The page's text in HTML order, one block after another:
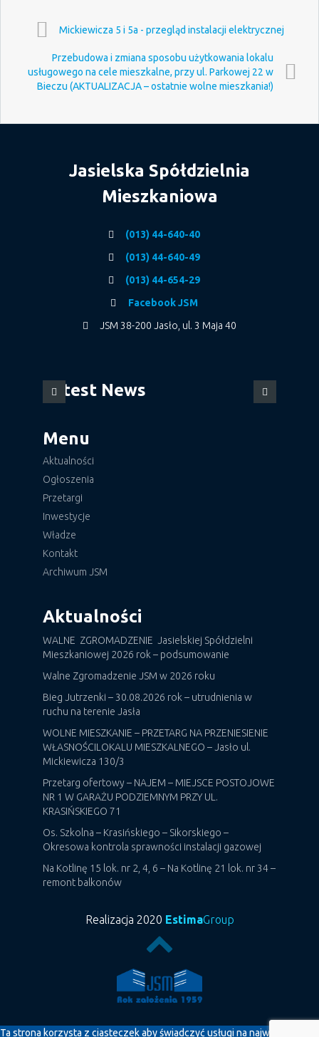
Mickiewicza 5 i 5a - przegląd instalacji elektrycznej
Przebudowa i zmiana sposobu użytkowania lokalu
usługowego na cele mieszkalne, przy ul. Parkowej 22 w
Bieczu (AKTUALIZACJA – ostatnie wolne mieszkania!)
Jasielska Spółdzielnia
Mieszkaniowa
(013) 44-640-40
(013) 44-640-49
(013) 44-654-29
Facebook JSM
JSM 38-200 Jasło, ul. 3 Maja 40
Latest News
Menu
Aktualności
Ogłoszenia
Przetargi
Inwestycje
Władze
Kontakt
Archiwum JSM
Aktualności
WALNE ZGROMADZENIE Jasielskiej Spółdzielni
Mieszkaniowej 2026 rok – podsumowanie
Walne Zgromadzenie JSM w 2026 roku
Bieg Jutrzenki – 30.08.2026 rok – utrudnienia w
ruchu na terenie Jasła
WOLNE MIESZKANIE – PRZETARG NA PRZENIESIENIE
WŁASNOŚCILOKALU MIESZKALNEGO – Jasło ul.
Mickiewicza 130/3
Przetarg ofertowy – NAJEM – MIEJSCE POSTOJOWE
NR 1 W GARAŻU PODZIEMNYM PRZY UL.
KRASIŃSKIEGO 71
Os. Szkolna – Krasińskiego – Sikorskiego –
Okresowa kontrola sprawności instalacji gazowej
Na Kotlinę 15 lok. nr 2, 4, 6 – Na Kotlinę 21 lok. nr 34 –
remont balkonów
Realizacja 2020 EstimaGroup
Ta strona korzysta z ciasteczek aby świadczyć usługi na najwyższym